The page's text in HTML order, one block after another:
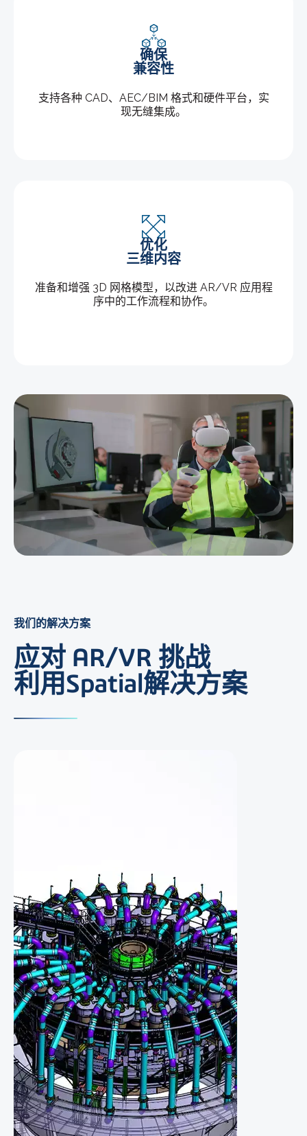
确保
兼容性
支持各种 CAD、AEC/BIM 格式和硬件平台，实
现无缝集成。
优化
三维内容
准备和增强 3D 网格模型，以改进 AR/VR 应用程
序中的工作流程和协作。
我们的解决方案
应对 AR/VR 挑战
利用Spatial解决方案